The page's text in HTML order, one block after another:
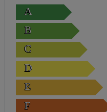
A
B
C
D
E
F